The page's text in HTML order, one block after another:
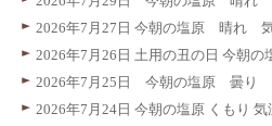
2026年7月27日 今朝の塩原 晴れ
2026年7月26日 土用の丑の日 今朝
2026年7月25日 今朝の塩原 曇り
2026年7月24日 今朝の塩原 くもり